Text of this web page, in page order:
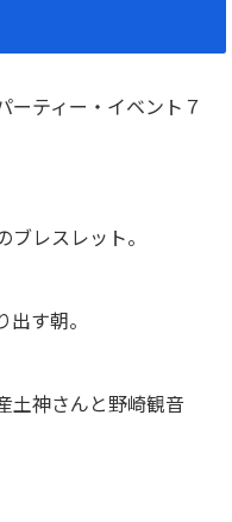
ーティー・イベント７
レスレット。
す朝。
土神さんと野崎観音